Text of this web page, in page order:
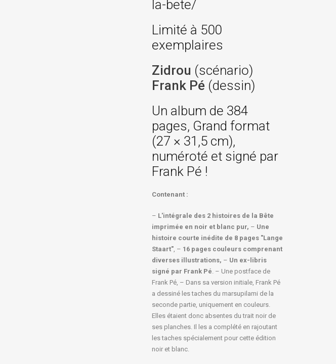
la-bete/
Limité à 500
exemplaires
Zidrou (scénario)
Frank Pé (dessin)
Un album de 384
pages, Grand format
(27 × 31,5 cm),
numéroté et signé par
Frank Pé !
Contenant :
– L'intégrale des 2 histoires de la Bête
imprimée en noir et blanc pur, – Une
histoire courte inédite de 8 pages "Lange
Staart", – 16 pages couleurs comprenant
diverses illustrations, – Un ex-libris
signé par Frank Pé. – Une postface de
Frank Pé, – Dans sa version initiale, Frank Pé
a dessiné les taches du marsupilami de la
seconde partie, uniquement en couleurs.
Elles étaient donc absentes du trait noir de
ses planches. Il les a complété en rajoutant
les taches spécialement pour cette édition
noir et blanc.